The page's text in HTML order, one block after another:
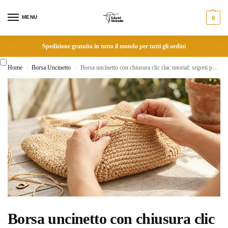
MENU 0
Spedizione gratuita in tutto il mondo per tutti gli ordini
Home / Borsa Uncinetto / Borsa uncinetto con chiusura clic clac tutorial: segreti per cucire il metallo al filato
Borsa uncinetto con chiusura clic